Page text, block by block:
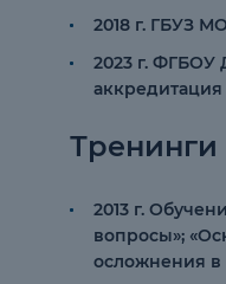
2018 г. ГБУЗ
2023 г. ФГБОУ
аккредитация
2013 г.
вопросы»;
осложнения в